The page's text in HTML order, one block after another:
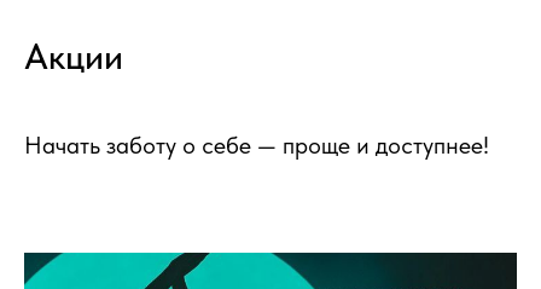
Акции
Начать заботу о себе — проще и доступнее!